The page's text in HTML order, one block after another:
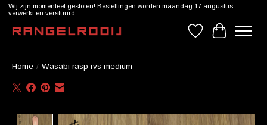
Wij zijn momenteel gesloten! Bestellingen worden maandag 17 augustus
verwerkt en verstuurd.
Verlanglijst
Home / Wasabi rasp rvs medium
Product image slideshow Items